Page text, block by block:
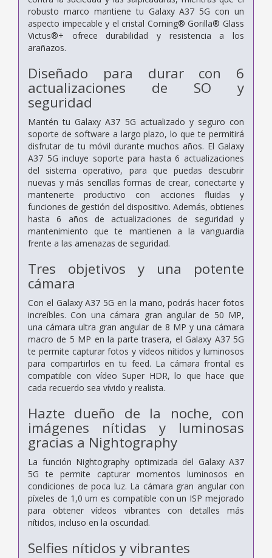
robusto marco mantiene tu Galaxy A37 5G con un
aspecto impecable y el cristal Corning® Gorilla® Glass
Victus®+ ofrece durabilidad y resistencia a los
arañazos.
Diseñado para durar con 6
actualizaciones de SO y
seguridad
Mantén tu Galaxy A37 5G actualizado y seguro con
soporte de software a largo plazo, lo que te permitirá
disfrutar de tu móvil durante muchos años. El Galaxy
A37 5G incluye soporte para hasta 6 actualizaciones
del sistema operativo, para que puedas descubrir
nuevas y más sencillas formas de crear, conectarte y
mantenerte productivo con acciones fluidas y
funciones de gestión del dispositivo. Además, obtienes
hasta 6 años de actualizaciones de seguridad y
mantenimiento que te mantienen a la vanguardia
frente a las amenazas de seguridad.
Tres objetivos y una potente
cámara
Con el Galaxy A37 5G en la mano, podrás hacer fotos
increíbles. Con una cámara gran angular de 50 MP,
una cámara ultra gran angular de 8 MP y una cámara
macro de 5 MP en la parte trasera, el Galaxy A37 5G
te permite capturar fotos y vídeos nítidos y luminosos
para compartirlos en tu feed. La cámara frontal es
compatible con vídeo Super HDR, lo que hace que
cada recuerdo sea vívido y realista.
Hazte dueño de la noche, con
imágenes nítidas y luminosas
gracias a Nightography
La función Nightography optimizada del Galaxy A37
5G te permite capturar momentos luminosos en
condiciones de poca luz. La cámara gran angular con
píxeles de 1,0 um es compatible con un ISP mejorado
para obtener vídeos vibrantes con detalles más
nítidos, incluso en la oscuridad.
Selfies nítidos y vibrantes